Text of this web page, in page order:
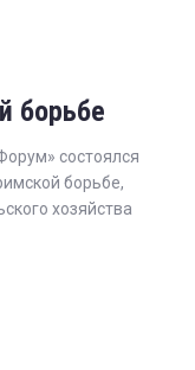
борьбе
состоялся
борьбе,
хозяйства